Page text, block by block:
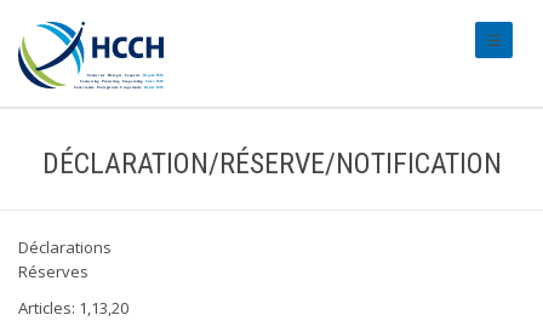
DÉCLARATION/RÉSERVE/NOTIFICATION
Déclarations
Réserves
Articles: 1,13,20